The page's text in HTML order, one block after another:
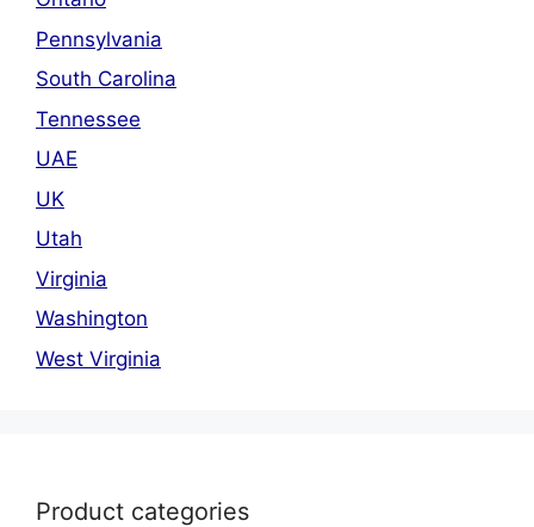
Pennsylvania
South Carolina
Tennessee
UAE
UK
Utah
Virginia
Washington
West Virginia
Product categories